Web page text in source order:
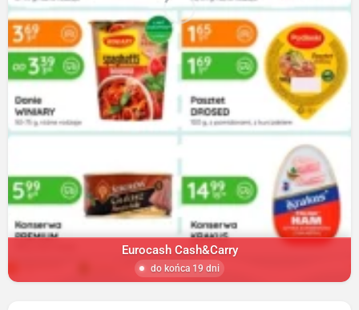
Eurocash Cash&Carry
do końca 19 dni